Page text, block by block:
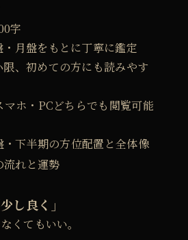
字
月盤をもとに丁寧に鑑定
、初めての方にも読みやす
ホ・PCどちらでも閲覧可能
下半期の方位配置と全体像
れと運勢
し良く」
くてもいい。